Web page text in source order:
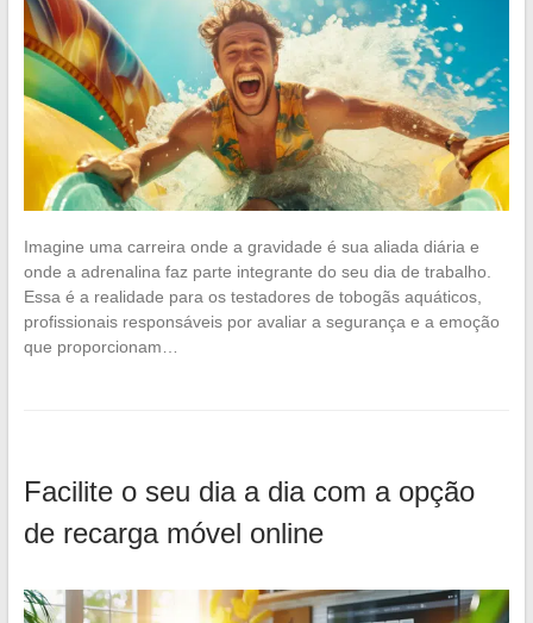
Imagine uma carreira onde a gravidade é sua aliada diária e
onde a adrenalina faz parte integrante do seu dia de trabalho.
Essa é a realidade para os testadores de tobogãs aquáticos,
profissionais responsáveis por avaliar a segurança e a emoção
que proporcionam…
Facilite o seu dia a dia com a opção
de recarga móvel online